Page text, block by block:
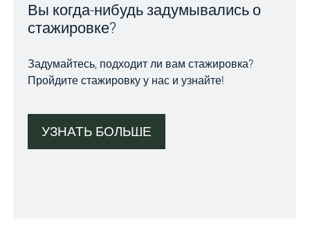
Вы когда-нибудь задумывались о
стажировке?
Задумайтесь, подходит ли вам стажировка?
Пройдите стажировку у нас и узнайте!
УЗНАТЬ БОЛЬШЕ